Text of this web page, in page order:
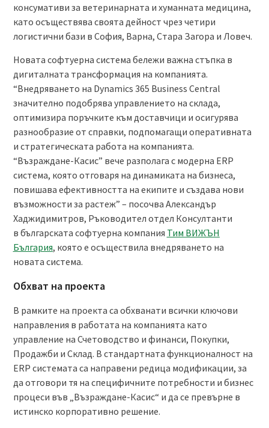
консумативи за ветеринарната и хуманната медицина,
като осъществява своята дейност чрез четири
логистични бази в София, Варна, Стара Загора и Ловеч.
Новата софтуерна система бележи важна стъпка в
дигиталната трансформация на компанията.
“Внедряването на Dynamics 365 Business Central
значително подобрява управлението на склада,
оптимизира поръчките към доставчици и осигурява
разнообразие от справки, подпомагащи оперативната
и стратегическата работа на компанията.
“Възраждане-Касис” вече разполага с модерна ERP
система, която отговаря на динамиката на бизнеса,
повишава ефективността на екипите и създава нови
възможности за растеж” – посочва Александър
Хаджидимитров, Ръководител отдел Консултанти
в българската софтуерна компания Тим ВИЖЪН
България, която е осъществила внедряването на
новата система.
Обхват на проекта
В рамките на проекта са обхванати всички ключови
направления в работата на компанията като
управление на Счетоводство и финанси, Покупки,
Продажби и Склад. В стандартната функционалност на
ERP системата са направени редица модификации, за
да отговори тя на специфичните потребности и бизнес
процеси във „Възраждане-Касис“ и да се превърне в
истинско корпоративно решение.